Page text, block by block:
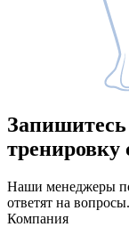
Запишитесь
тренировку
Наши менеджеры
ответят на вопросы.
Компания